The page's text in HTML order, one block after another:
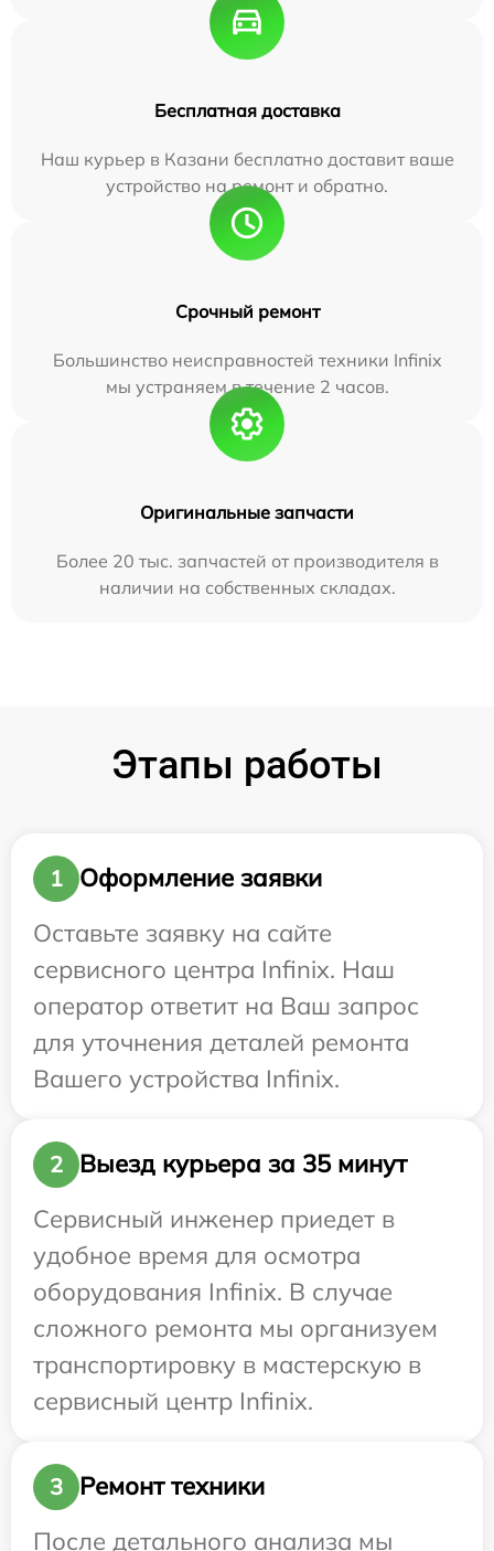
Бесплатная доставка
Наш курьер в Казани бесплатно доставит ваше
устройство на ремонт и обратно.
Срочный ремонт
Большинство неисправностей техники Infinix
мы устраняем в течение 2 часов.
Оригинальные запчасти
Более 20 тыс. запчастей от производителя в
наличии на собственных складах.
Этапы работы
1
Оформление заявки
Оставьте заявку на сайте
сервисного центра Infinix. Наш
оператор ответит на Ваш запрос
для уточнения деталей ремонта
Вашего устройства Infinix.
2
Выезд курьера за 35 минут
Сервисный инженер приедет в
удобное время для осмотра
оборудования Infinix. В случае
сложного ремонта мы организуем
транспортировку в мастерскую в
сервисный центр Infinix.
3
Ремонт техники
После детального анализа мы